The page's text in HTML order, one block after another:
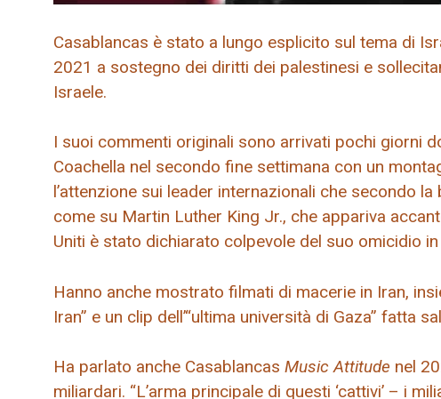
Casablancas è stato a lungo esplicito sul tema di
2021 a sostegno dei diritti dei palestinesi e
Israele.
I suoi commenti originali sono arrivati ​​pochi giorni
Coachella nel secondo fine settimana con un
l’attenzione sui leader internazionali che secondo
come su Martin Luther King Jr., che appariva
Uniti è stato dichiarato colpevole del suo omicidio
Hanno anche mostrato filmati di macerie in Iran,
Iran” e un clip dell’“ultima università di Gaza” fatta
Ha parlato anche Casablancas Music Attitude nel
miliardari. “L’arma principale di questi ‘cattivi’ – i